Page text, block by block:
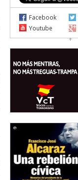
Facebook
Youtube
+